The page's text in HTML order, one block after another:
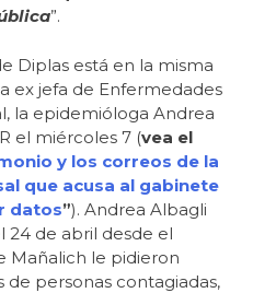
”.
Diplas está en la misma
ex jefa de Enfermedades
la epidemióloga Andrea
el miércoles 7 (vea el
y los correos de la
que acusa al gabinete
datos”). Andrea Albagli
24 de abril desde el
Mañalich le pidieron
personas contagiadas,